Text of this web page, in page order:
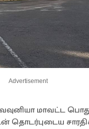
Advertisement
மாவட்ட
தொடர்புடைய